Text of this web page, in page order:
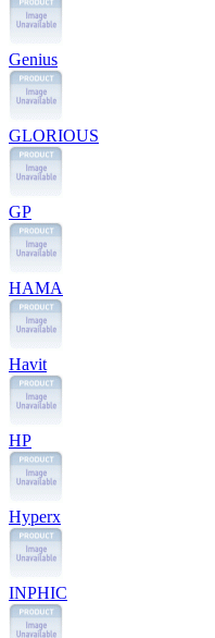
Genius
GLORIOUS
GP
HAMA
Havit
HP
Hyperx
INPHIC